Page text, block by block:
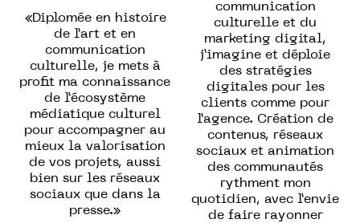
«Diplomée en histoire
de l’art et en
communication
culturelle, je mets à
profit ma connaissance
de l’écosystème
médiatique culturel
pour accompagner au
mieux la valorisation
de vos projets, aussi
bien sur les réseaux
sociaux que dans la
presse.»
communication
culturelle et du
marketing digital,
j’imagine et déploie
des stratégies
digitales pour les
clients comme pour
l’agence. Création de
contenus, réseaux
sociaux et animation
des communautés
rythment mon
quotidien, avec l’envie
de faire rayonner